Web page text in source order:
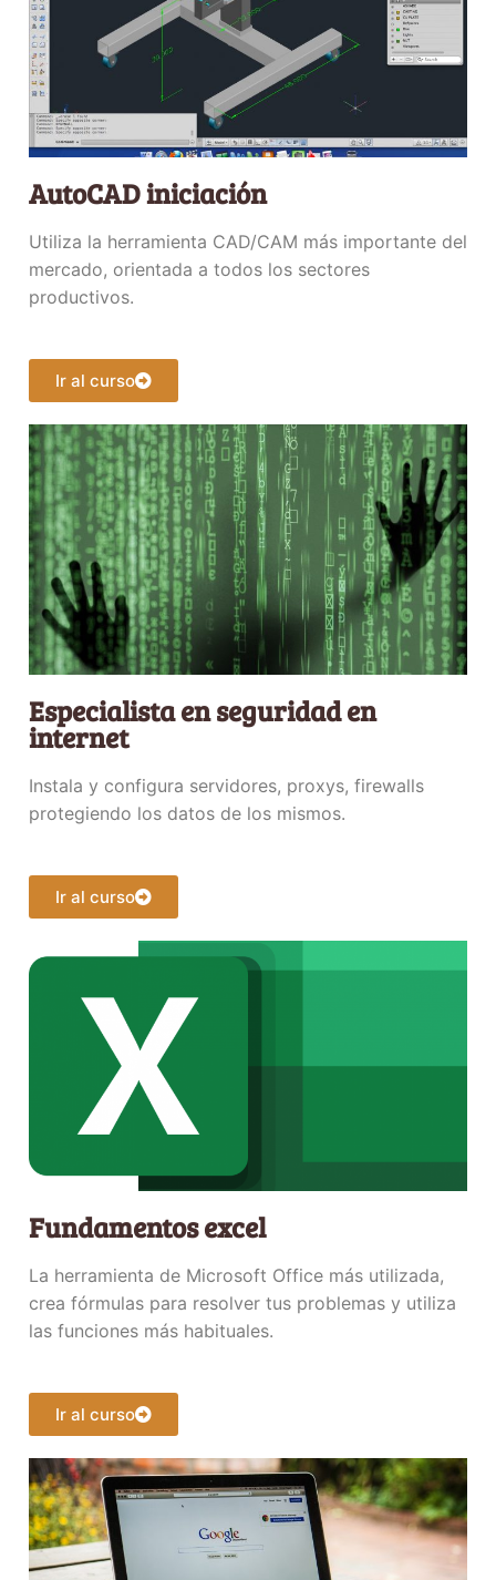
AutoCAD iniciación
Utiliza la herramienta CAD/CAM más importante del
mercado, orientada a todos los sectores
productivos.
Ir al curso
Especialista en seguridad en
internet
Instala y configura servidores, proxys, firewalls
protegiendo los datos de los mismos.
Ir al curso
Fundamentos excel
La herramienta de Microsoft Office más utilizada,
crea fórmulas para resolver tus problemas y utiliza
las funciones más habituales.
Ir al curso